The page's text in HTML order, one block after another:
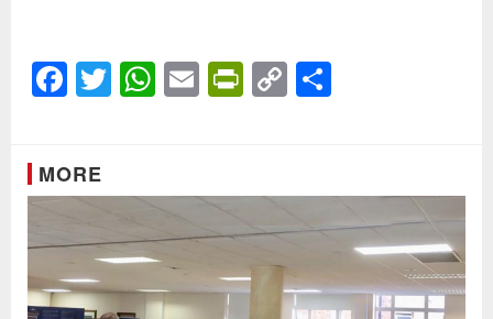
Facebook
Twitter
WhatsApp
EmailPrintFriendly
Copy
Link
MORE